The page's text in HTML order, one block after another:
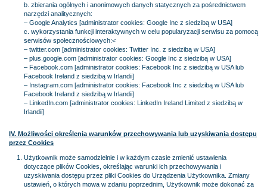
b. zbierania ogólnych i anonimowych danych statycznych za pośrednictwem
narzędzi analitycznych:
– Google Analytics [administrator cookies: Google Inc z siedzibą w USA]
c. wykorzystania funkcji interaktywnych w celu popularyzacji serwisu za pomocą
serwisów społecznościowych:<
– twitter.com [administrator cookies: Twitter Inc. z siedzibą w USA]
– plus.google.com [administrator cookies: Google Inc z siedzibą w USA]
– Facebook.com [administrator cookies: Facebook Inc z siedzibą w USA lub
Facebook Ireland z siedzibą w Irlandii]
– Instagram.com [administrator cookies: Facebook Inc z siedzibą w USA lub
Facebook Ireland z siedzibą w Irlandii]
– LinkedIn.com [administrator cookies: LinkedIn Ireland Limited z siedzibą w
Irlandii]
IV. Możliwości określenia warunków przechowywania lub uzyskiwania dostępu
przez Cookies
Użytkownik może samodzielnie i w każdym czasie zmienić ustawienia
dotyczące plików Cookies, określając warunki ich przechowywania i
uzyskiwania dostępu przez pliki Cookies do Urządzenia Użytkownika. Zmiany
ustawień, o których mowa w zdaniu poprzednim, Użytkownik może dokonać za